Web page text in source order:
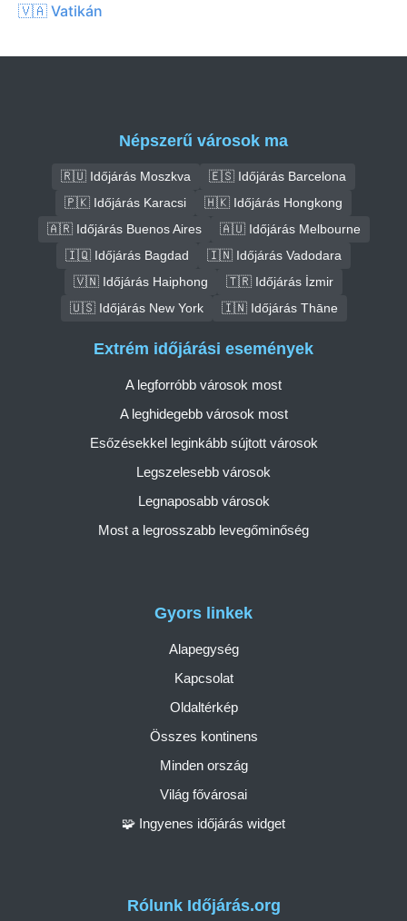
🇻🇦 Vatikán
Népszerű városok ma
🇷🇺 Időjárás Moszkva
🇪🇸 Időjárás Barcelona
🇵🇰 Időjárás Karacsi
🇭🇰 Időjárás Hongkong
🇦🇷 Időjárás Buenos Aires
🇦🇺 Időjárás Melbourne
🇮🇶 Időjárás Bagdad
🇮🇳 Időjárás Vadodara
🇻🇳 Időjárás Haiphong
🇹🇷 Időjárás İzmir
🇺🇸 Időjárás New York
🇮🇳 Időjárás Thāne
Rólunk Időjárás.org
Gyors linkek
Alapegység
Kapcsolat
Oldaltérkép
Összes kontinens
Minden ország
Világ fővárosai
🧩 Ingyenes időjárás widget
Extrém időjárási események
A legforróbb városok most
A leghidegebb városok most
Esőzésekkel leginkább sújtott városok
Legszelesebb városok
Legnaposabb városok
Most a legrosszabb levegőminőség